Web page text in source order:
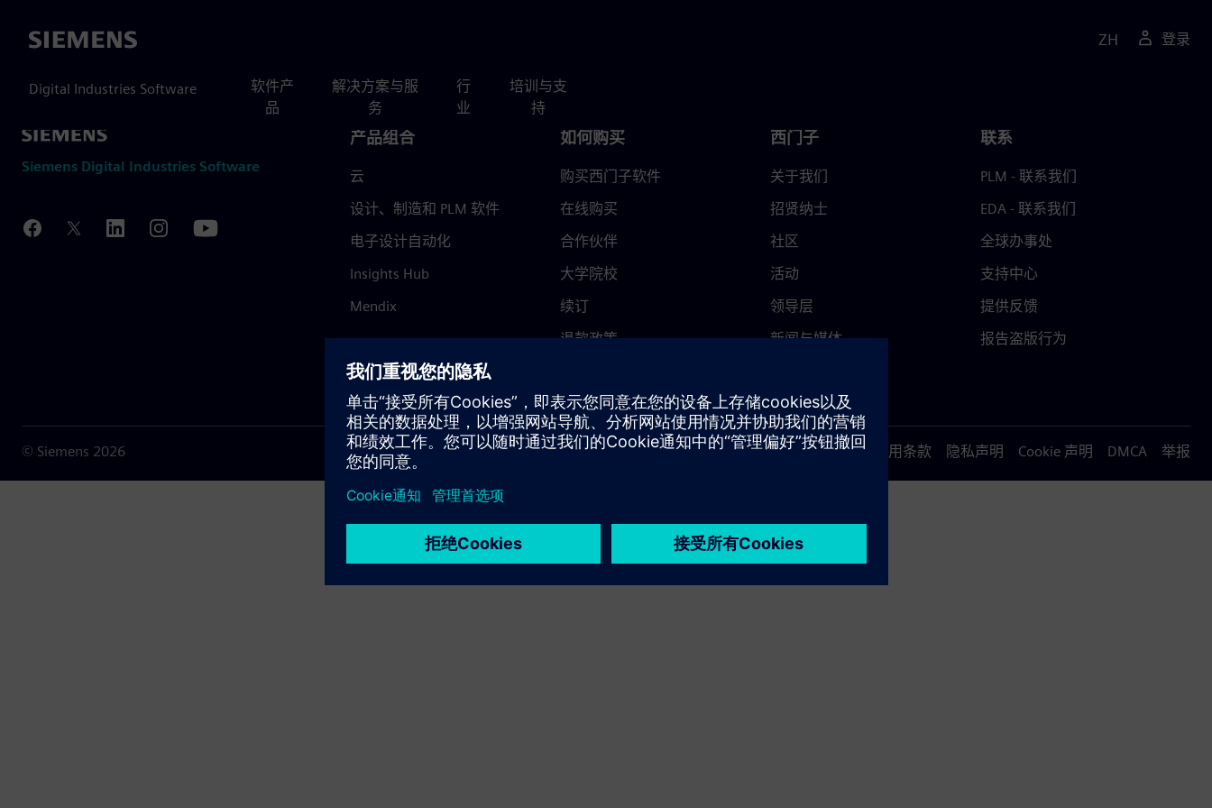
Siemens
Digital Industries Software
软件产
品
解决方案与服
务
行
业
培训与支
持
ZH 登录
Siemens Digital Industries Software
产品组合
云
设计、制造和 PLM 软件
电子设计自动化
Insights Hub
Mendix
如何购买
购买西门子软件
在线购买
合作伙伴
大学院校
续订
退款政策
西门子
关于我们
招贤纳士
社区
活动
领导层
新闻与媒体
联系
PLM - 联系我们
EDA - 联系我们
全球办事处
支持中心
提供反馈
报告盗版行为
© Siemens 2026 使用条款 隐私声明 Cookie 声明 DMCA 举报